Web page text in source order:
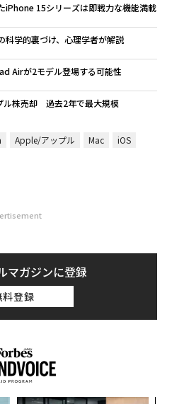
iPhone 15シリーズは即戦力な機能満載
科学的裏づけ、心理学者が解説
Airが2モデル登場する可能性
ル株売却 過去2年で最大規模
Apple/アップル Mac
iOS
マガジンに登録
料登録